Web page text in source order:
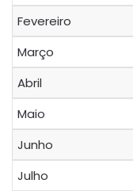
Fevereiro
Março
Abril
Maio
Junho
Julho